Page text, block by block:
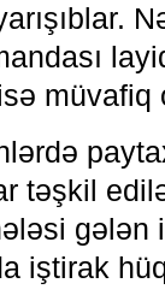
təşkil
gələn
iştirak